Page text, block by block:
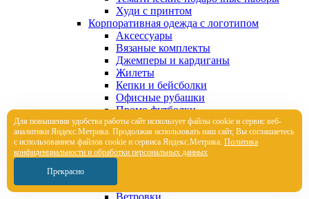
Худи с принтом
Корпоративная одежда с логотипом
Аксессуары
Вязаные комплекты
Джемперы и кардиганы
Жилеты
Кепки и бейсболки
Офисные рубашки
Промо футболки
Толстовки с логотипом
Трикотажные шапки
Футболки поло
Футболки с логотипом
Брюки и шорты с логотипом
Для повышения удобства работы сайт использует файлы cookie и сервис веб-
аналитики Яндекс.Метрика. Продолжая использовать наш сайт, Вы соглашаетесь
с использованием файлов cookie и сервиса Яндекс.Метрика. Политика
конфиденциальности и обработки персональных данных
Прекрасно